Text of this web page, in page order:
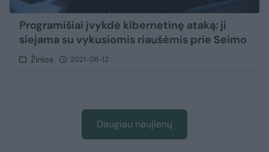
Programišiai įvykdė kibernetinę ataką: ji
siejama su vykusiomis riaušėmis prie Seimo
Žinios 2021-08-12
Daugiau naujienų